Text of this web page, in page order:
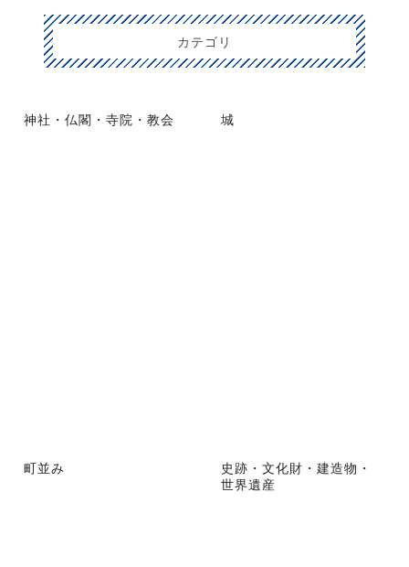
カテゴリ
神社・仏閣・寺院・教会 城
町並み
史跡・文化財・建造物・
世界遺産